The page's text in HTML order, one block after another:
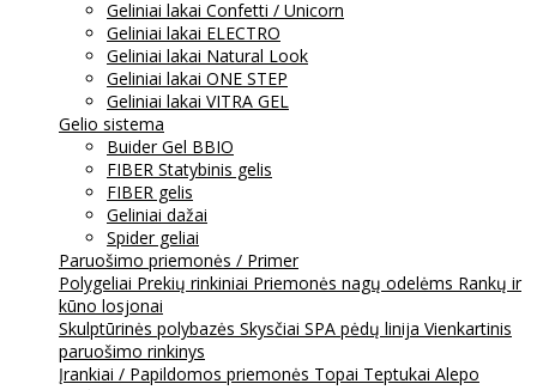
Geliniai lakai Confetti / Unicorn
Geliniai lakai ELECTRO
Geliniai lakai Natural Look
Geliniai lakai ONE STEP
Geliniai lakai VITRA GEL
Gelio sistema
Buider Gel BBIO
FIBER Statybinis gelis
FIBER gelis
Geliniai dažai
Spider geliai
Paruošimo priemonės / Primer
Polygeliai Prekių rinkiniai Priemonės nagų odelėms Rankų ir
kūno losjonai
Skulptūrinės polybazės Skysčiai SPA pėdų linija Vienkartinis
paruošimo rinkinys
Įrankiai / Papildomos priemonės Topai Teptukai Alepo